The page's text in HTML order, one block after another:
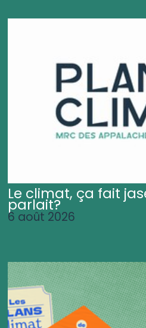
Le climat, ça fait
parlait?
6 août 2026